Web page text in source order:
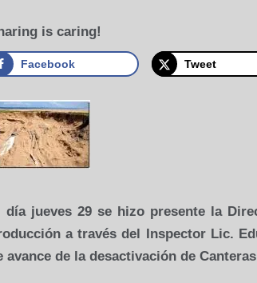
is caring!
Facebook Tweet
día jueves 29 se hizo presente la
a través del Inspector Lic.
avance de la desactivación de